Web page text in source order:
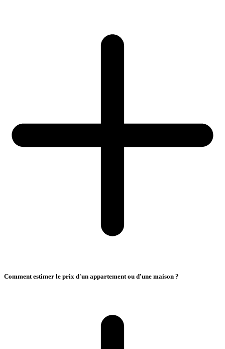
Comment estimer le prix d'un appartement ou d'une maison ?